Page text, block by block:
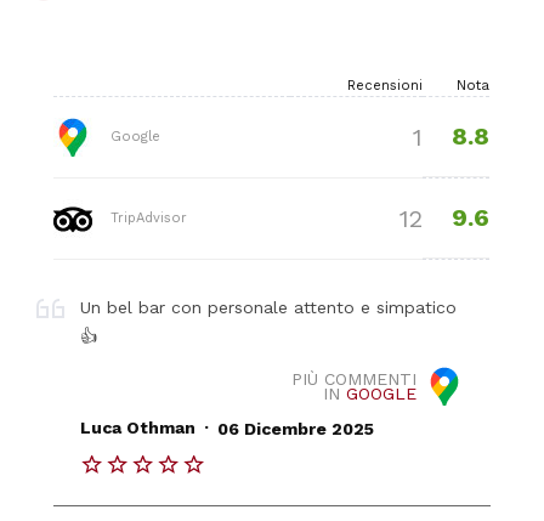
Recensioni Nota
Google 1 8.8
TripAdvisor 12 9.6
Un bel bar con personale attento e simpatico
👍
PIÙ COMMENTI
IN GOOGLE
Luca Othman . 06 Dicembre 2025